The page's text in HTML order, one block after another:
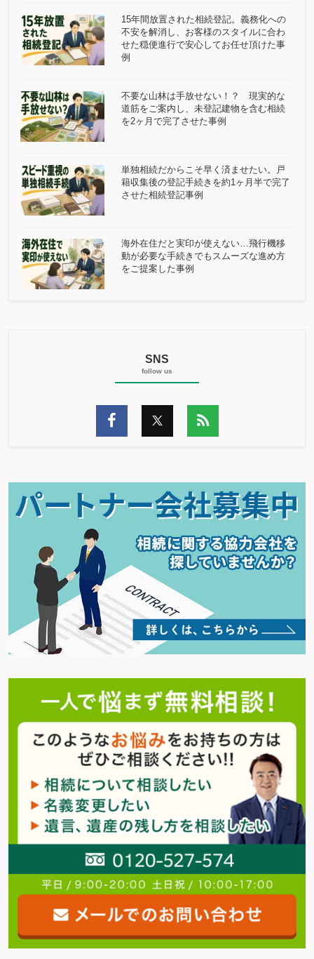
15年間放置された相続登記。義務化への
不安を解消し、お客様のスタイルに合わ
せた穏便進行で安心してお任せ頂けた事
例
不要な山林は手放せない！？ 現実的な
道筋をご案内し、未登記建物を含む相続
を2ヶ月で完了させた事例
単独相続だからこそ早く済ませたい。戸
籍収集後の登記手続きを約1ヶ月半で完了
させた相続登記事例
海外在住だと実印が使えない…飛行機移
動が必要な手続きでもスムーズな進め方
をご提案した事例
SNS